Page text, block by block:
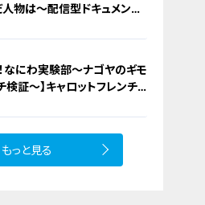
物は～配信型ドキュメンタ
！なにわ実験部～ナゴヤのギモ
検証～】キャロットフレンチ
もっと見る